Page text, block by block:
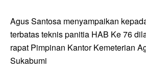
Agus Santosa menyampaikan
terbatas teknis panitia HAB Ke 76
rapat Pimpinan Kantor Kemeterian
Sukabumi